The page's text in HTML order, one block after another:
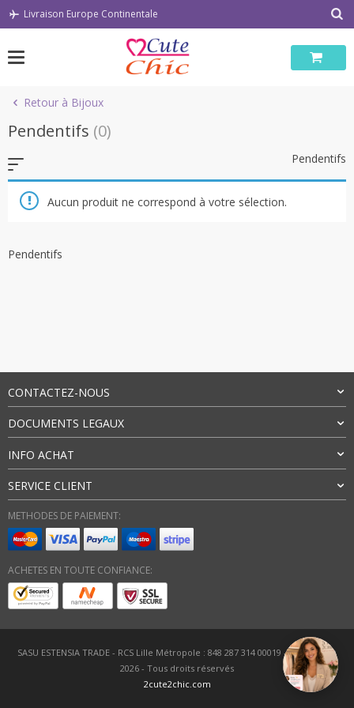
PasserLivraison Europe Continentale
Retour à Bijoux
Pendentifs (0)
Pendentifs
Aucun produit ne correspond à votre sélection.
Pendentifs
CONTACTEZ-NOUS
DOCUMENTS LEGAUX
INFO ACHAT
SERVICE CLIENT
METHODES DE PAIEMENT:
ACHETES EN TOUTE CONFIANCE:
SASU ESTENSIA TRADE - RCS Lille Métropole : 848 287 314 00019 - FRANCE - ©
2026 - Tous droits réservés
2cute2chic.com